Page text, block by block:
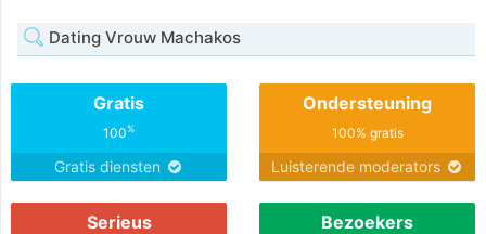
Dating Vrouw Machakos
Gratis
100%
Gratis diensten
Ondersteuning
100% gratis
Luisterende moderators
Serieus Bezoekers